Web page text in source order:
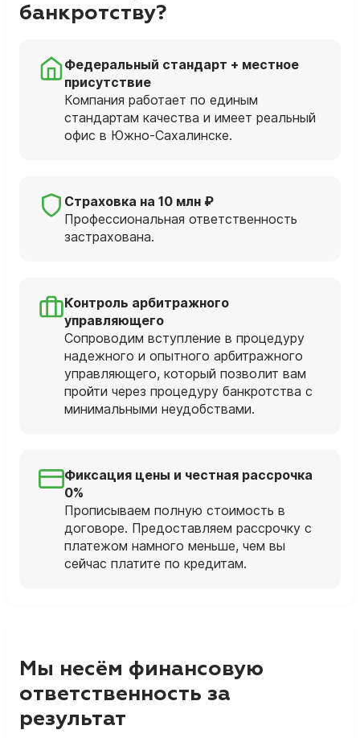
банкротству?
Федеральный стандарт + местное
присутствие
Компания работает по единым
стандартам качества и имеет реальный
офис в Южно-Сахалинске.
Страховка на 10 млн ₽
Профессиональная ответственность
застрахована.
Контроль арбитражного
управляющего
Сопроводим вступление в процедуру
надежного и опытного арбитражного
управляющего, который позволит вам
пройти через процедуру банкротства с
минимальными неудобствами.
Фиксация цены и честная рассрочка
0%
Прописываем полную стоимость в
договоре. Предоставляем рассрочку с
платежом намного меньше, чем вы
сейчас платите по кредитам.
Мы несём финансовую
ответственность за
результат